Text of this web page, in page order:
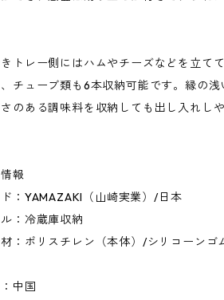
トレー側にはハムやチーズなどを立て
チューブ類も6本収納可能です。縁の浅
のある調味料を収納しても出し入れし
報
ド：YAMAZAKI（山崎実業）/日本
：冷蔵庫収納
材：ポリスチレン（本体）/シリコーンゴ
中国